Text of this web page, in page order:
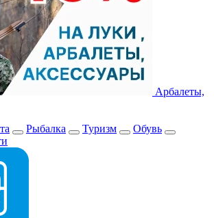
Арбалеты,
Рыбалка Туризм
Обувь